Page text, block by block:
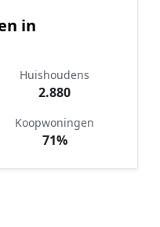
in
Huishoudens
2.880
Koopwoningen
71%